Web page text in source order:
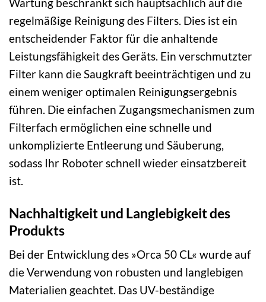
regelmäßige Reinigung des Filters. Dies ist ein
entscheidender Faktor für die anhaltende
Leistungsfähigkeit des Geräts. Ein verschmutzter
Filter kann die Saugkraft beeinträchtigen und zu
einem weniger optimalen Reinigungsergebnis
führen. Die einfachen Zugangsmechanismen zum
Filterfach ermöglichen eine schnelle und
unkomplizierte Entleerung und Säuberung,
sodass Ihr Roboter schnell wieder einsatzbereit
ist.
Nachhaltigkeit und Langlebigkeit des
Produkts
Bei der Entwicklung des »Orca 50 CL« wurde auf
die Verwendung von robusten und langlebigen
Materialien geachtet. Das UV-beständige